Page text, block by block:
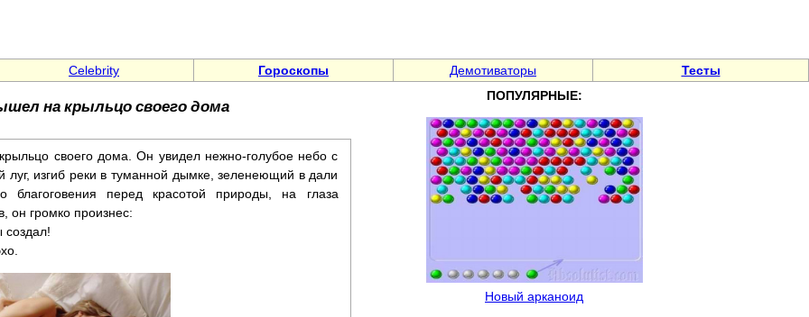
Celebrity Гороскопы Демотиваторы Тесты
на крыльцо своего дома
своего дома. Он увидел нежно-голубое небо с
луг, изгиб реки в туманной дымке, зеленеющий в дали
благоговения перед красотой природы, на глаза
он громко произнес:
создал!
ПОПУЛЯРНЫЕ:
Новый арканоид